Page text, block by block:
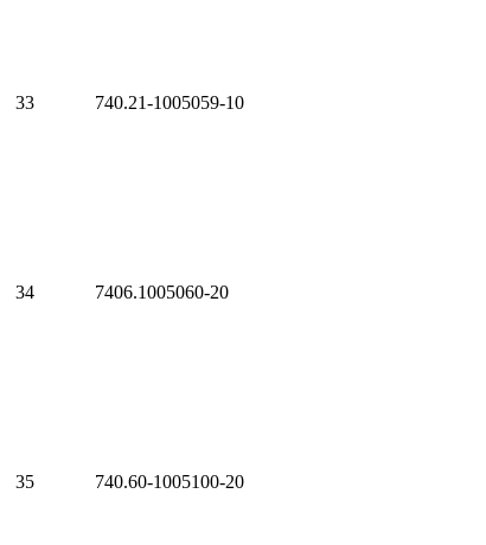
33 740.21-1005059-10
34 7406.1005060-20
35 740.60-1005100-20